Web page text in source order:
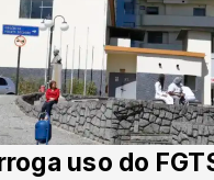
uso do